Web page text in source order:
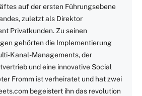
auf der ersten Führungsebene
zuletzt als Direktor
Privatkunden. Zu seinen
gehörten die Implementierung
Kanal-Managements, der
und eine innovative Social
Fromm ist verheiratet und hat zwei
begeistert ihn das revolution